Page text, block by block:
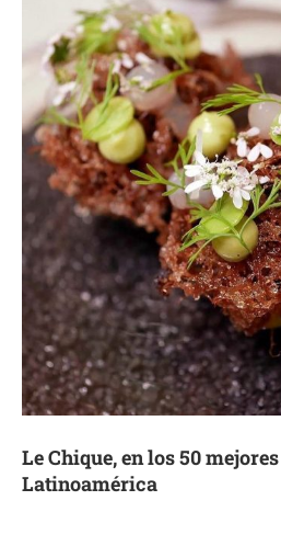
Le Chique, en los 50
Latinoamérica